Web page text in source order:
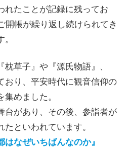
れたことが記録に残ってお
開帳が繰り返し続けられてき
草子』や『源氏物語』、
おり、平安時代に観音信仰の
めました。
台があり、その後、参詣者が
といわれています。
はなぜいちばんなのか』